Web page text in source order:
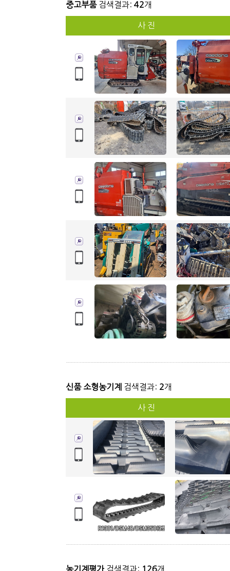
중고부품검색결과: 42개
사 진
신품 소형농기계 검색결과: 2개
사 진
농기계평가검색결과: 126개